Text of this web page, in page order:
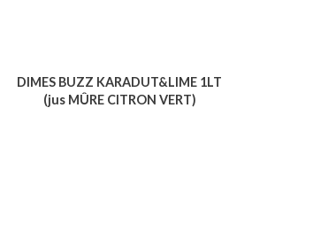
DIMES BUZZ KARADUT&LIME 1LT
(jus MÛRE CITRON VERT)